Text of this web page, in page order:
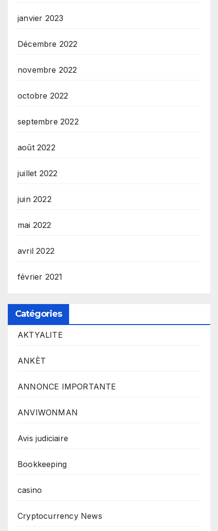
janvier 2023
Décembre 2022
novembre 2022
octobre 2022
septembre 2022
août 2022
juillet 2022
juin 2022
mai 2022
avril 2022
février 2021
Catégories
AKTYALITE
ANKÈT
ANNONCE IMPORTANTE
ANVIWONMAN
Avis judiciaire
Bookkeeping
casino
Cryptocurrency News